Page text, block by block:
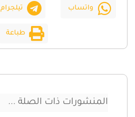
واتساب تيلجرام
طباعة
المنشورات ذات الصلة ...